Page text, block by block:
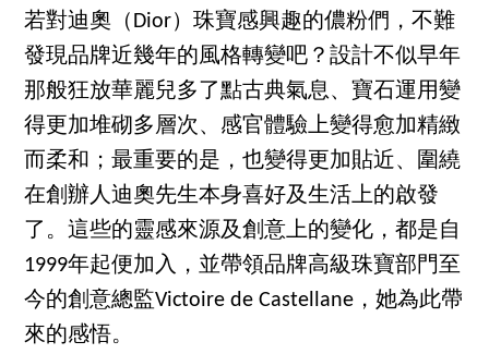
若對迪奧（Dior）珠寶感興趣的儂粉們，不難
發現品牌近幾年的風格轉變吧？設計不似早年
那般狂放華麗兒多了點古典氣息、寶石運用變
得更加堆砌多層次、感官體驗上變得愈加精緻
而柔和；最重要的是，也變得更加貼近、圍繞
在創辦人迪奧先生本身喜好及生活上的啟發
了。這些的靈感來源及創意上的變化，都是自
1999年起便加入，並帶領品牌高級珠寶部門至
今的創意總監Victoire de Castellane，她為此帶
來的感悟。